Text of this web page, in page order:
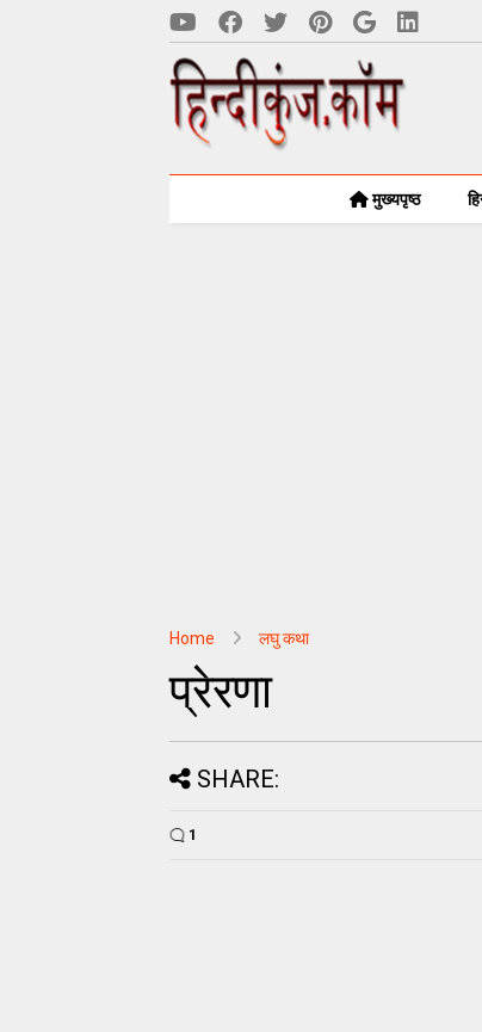
मुख्यपृष्ठ
Home लघु कथा
प्रेरणा
SHARE:
1